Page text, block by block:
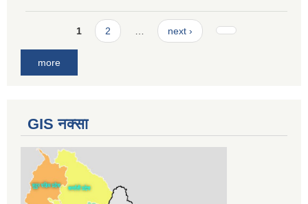
Pages1 2 next ›
more
GIS नक्सा